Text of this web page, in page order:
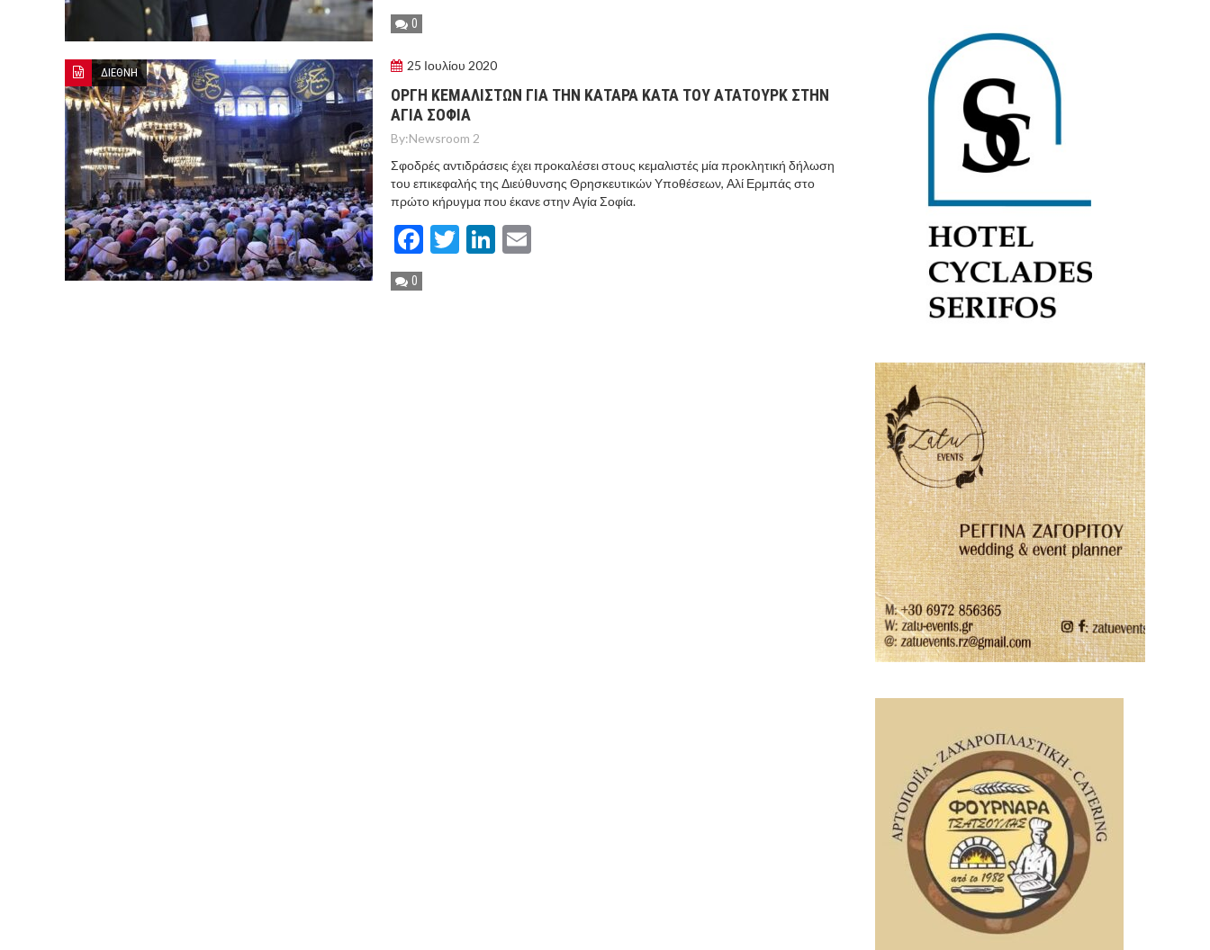
0
ΔΙΕΘΝΗ 25 Ιουλίου 2020
ΟΡΓΗ ΚΕΜΑΛΙΣΤΩΝ ΓΙΑ ΤΗΝ ΚΑΤΑΡΑ ΚΑΤΑ ΤΟΥ ΑΤΑΤΟΥΡΚ ΣΤΗΝ
ΑΓΙΑ ΣΟΦΙΑ
By:Newsroom 2
Σφοδρές αντιδράσεις έχει προκαλέσει στους κεμαλιστές μία προκλητική δήλωση
του επικεφαλής της Διεύθυνσης Θρησκευτικών Υποθέσεων, Αλί Ερμπάς στο
πρώτο κήρυγμα που έκανε στην Αγία Σοφία.
Facebook
TwitterLinkedIn
0